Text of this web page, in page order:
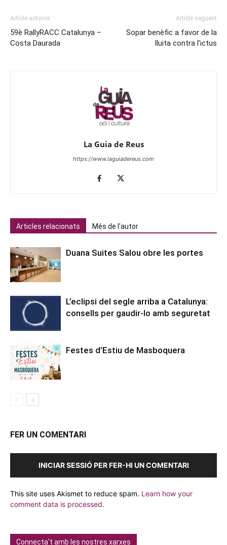
Article anterior
59è RallyRACC Catalunya –
Costa Daurada
Article següent
Sopar benèfic a favor de la
lluita contra l’ictus
La Guia de Reus
https://www.laguiadereus.com
Articles relacionats Més de l'autor
Duana Suites Salou obre les portes
L’eclipsi del segle arriba a Catalunya:
consells per gaudir-lo amb seguretat
Festes d’Estiu de Masboquera
FER UN COMENTARI
INICIAR SESSIÓ PER FER-HI UN COMENTARI
This site uses Akismet to reduce spam. Learn how your
comment data is processed.
Connecta't amb les nostres xarxes